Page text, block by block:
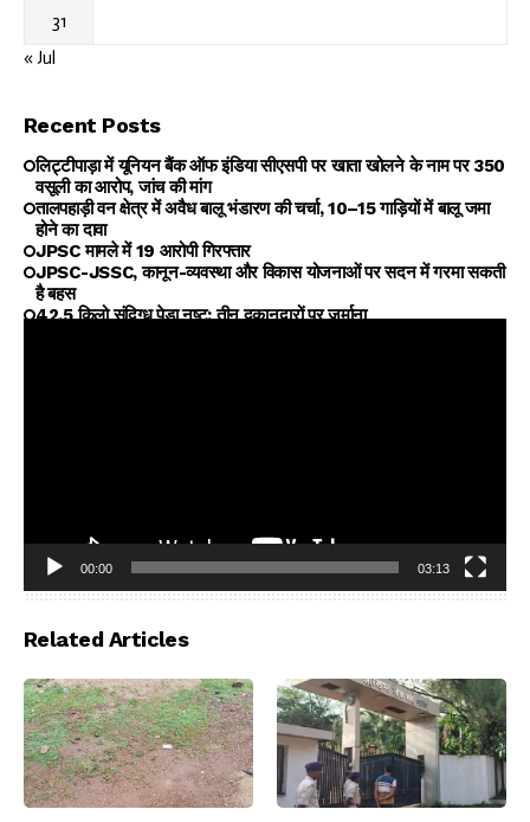
31
« Jul
Recent Posts
लिट्टीपाड़ा में यूनियन बैंक ऑफ इंडिया सीएसपी पर खाता खोलने के नाम पर ₹350
वसूली का आरोप, जांच की मांग
तालपहाड़ी वन क्षेत्र में अवैध बालू भंडारण की चर्चा, 10–15 गाड़ियों में बालू जमा
होने का दावा
JPSC मामले में 19 आरोपी गिरफ्तार
JPSC-JSSC, कानून-व्यवस्था और विकास योजनाओं पर सदन में गरमा सकती
है बहस
42.5 किलो संदिग्ध पेड़ा नष्ट; तीन दुकानदारों पर जुर्माना
Player
00:00 03:13
Related Articles